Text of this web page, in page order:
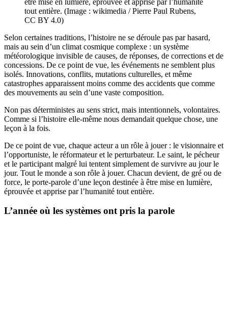
tout entière. (Image : wikimedia / Pierre Paul Rubens,
CC BY 4.0)
Selon certaines traditions, l’histoire ne se déroule pas par hasard,
mais au sein d’un climat cosmique complexe : un système
météorologique invisible de causes, de réponses, de corrections et de
concessions. De ce point de vue, les événements ne semblent plus
isolés. Innovations, conflits, mutations culturelles, et même
catastrophes apparaissent moins comme des accidents que comme
des mouvements au sein d’une vaste composition.
Non pas déterministes au sens strict, mais intentionnels, volontaires.
Comme si l’histoire elle-même nous demandait quelque chose, une
leçon à la fois.
De ce point de vue, chaque acteur a un rôle à jouer : le visionnaire et
l’opportuniste, le réformateur et le perturbateur. Le saint, le pécheur
et le participant malgré lui tentent simplement de survivre au jour le
jour. Tout le monde a son rôle à jouer. Chacun devient, de gré ou de
force, le porte-parole d’une leçon destinée à être mise en lumière,
éprouvée et apprise par l’humanité tout entière.
L’année où les systèmes ont pris la parole